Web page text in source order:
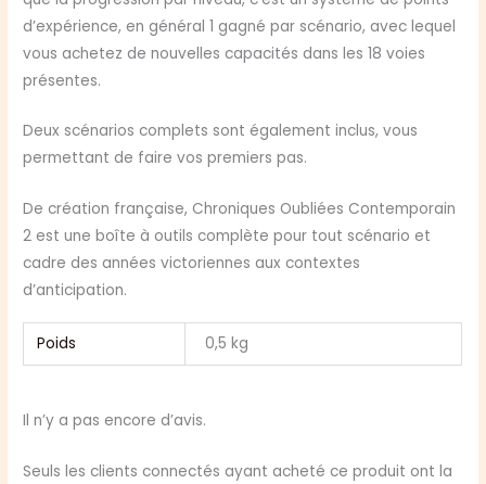
d’expérience, en général 1 gagné par scénario, avec lequel
vous achetez de nouvelles capacités dans les 18 voies
présentes.
Deux scénarios complets sont également inclus, vous
permettant de faire vos premiers pas.
De création française, Chroniques Oubliées Contemporain
2 est une boîte à outils complète pour tout scénario et
cadre des années victoriennes aux contextes
d’anticipation.
Poids 0,5 kg
Il n’y a pas encore d’avis.
Seuls les clients connectés ayant acheté ce produit ont la